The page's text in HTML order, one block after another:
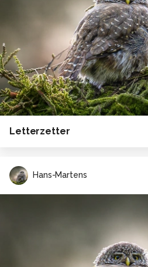
Letterzetter
Hans-Martens